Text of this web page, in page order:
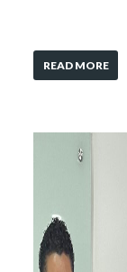
READ MORE